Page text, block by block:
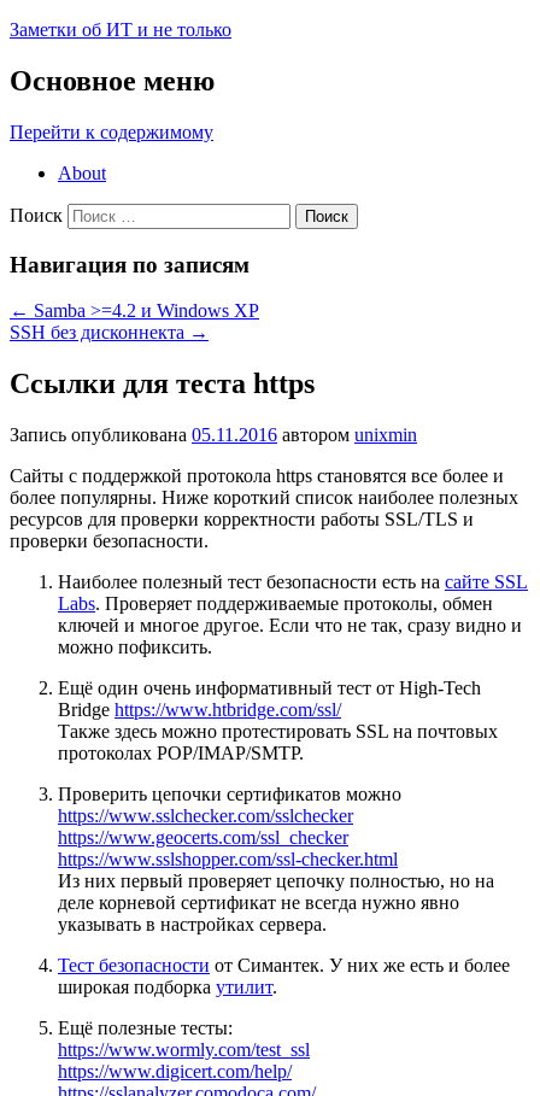
Заметки об ИТ и не только
Основное меню
Перейти к содержимому
About
Поиск
Навигация по записям
← Samba >=4.2 и Windows XP
SSH без дисконнекта →
Ссылки для теста https
Запись опубликована 05.11.2016 автором unixmin
Сайты с поддержкой протокола https становятся все более и
более популярны. Ниже короткий список наиболее полезных
ресурсов для проверки корректности работы SSL/TLS и
проверки безопасности.
Наиболее полезный тест безопасности есть на сайте SSL
Labs. Проверяет поддерживаемые протоколы, обмен
ключей и многое другое. Если что не так, сразу видно и
можно пофиксить.
Ещё один очень информативный тест от High-Tech
Bridge https://www.htbridge.com/ssl/
Также здесь можно протестировать SSL на почтовых
протоколах POP/IMAP/SMTP.
Проверить цепочки сертификатов можно
https://www.sslchecker.com/sslchecker
https://www.geocerts.com/ssl_checker
https://www.sslshopper.com/ssl-checker.html
Из них первый проверяет цепочку полностью, но на
деле корневой сертификат не всегда нужно явно
указывать в настройках сервера.
Тест безопасности от Симантек. У них же есть и более
широкая подборка утилит.
Ещё полезные тесты:
https://www.wormly.com/test_ssl
https://www.digicert.com/help/